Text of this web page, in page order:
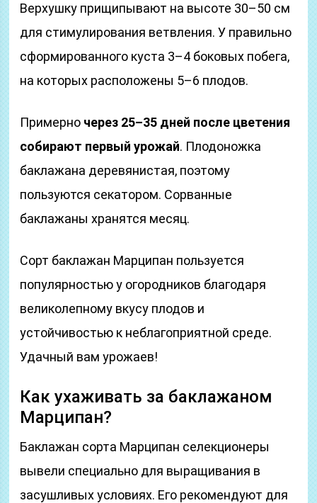
Верхушку прищипывают на высоте 30–50 см
для стимулирования ветвления. У правильно
сформированного куста 3–4 боковых побега,
на которых расположены 5–6 плодов.
Примерно через 25–35 дней после цветения
собирают первый урожай. Плодоножка
баклажана деревянистая, поэтому
пользуются секатором. Сорванные
баклажаны хранятся месяц.
Сорт баклажан Марципан пользуется
популярностью у огородников благодаря
великолепному вкусу плодов и
устойчивостью к неблагоприятной среде.
Удачный вам урожаев!
Как ухаживать за баклажаном
Марципан?
Баклажан сорта Марципан селекционеры
вывели специально для выращивания в
засушливых условиях. Его рекомендуют для